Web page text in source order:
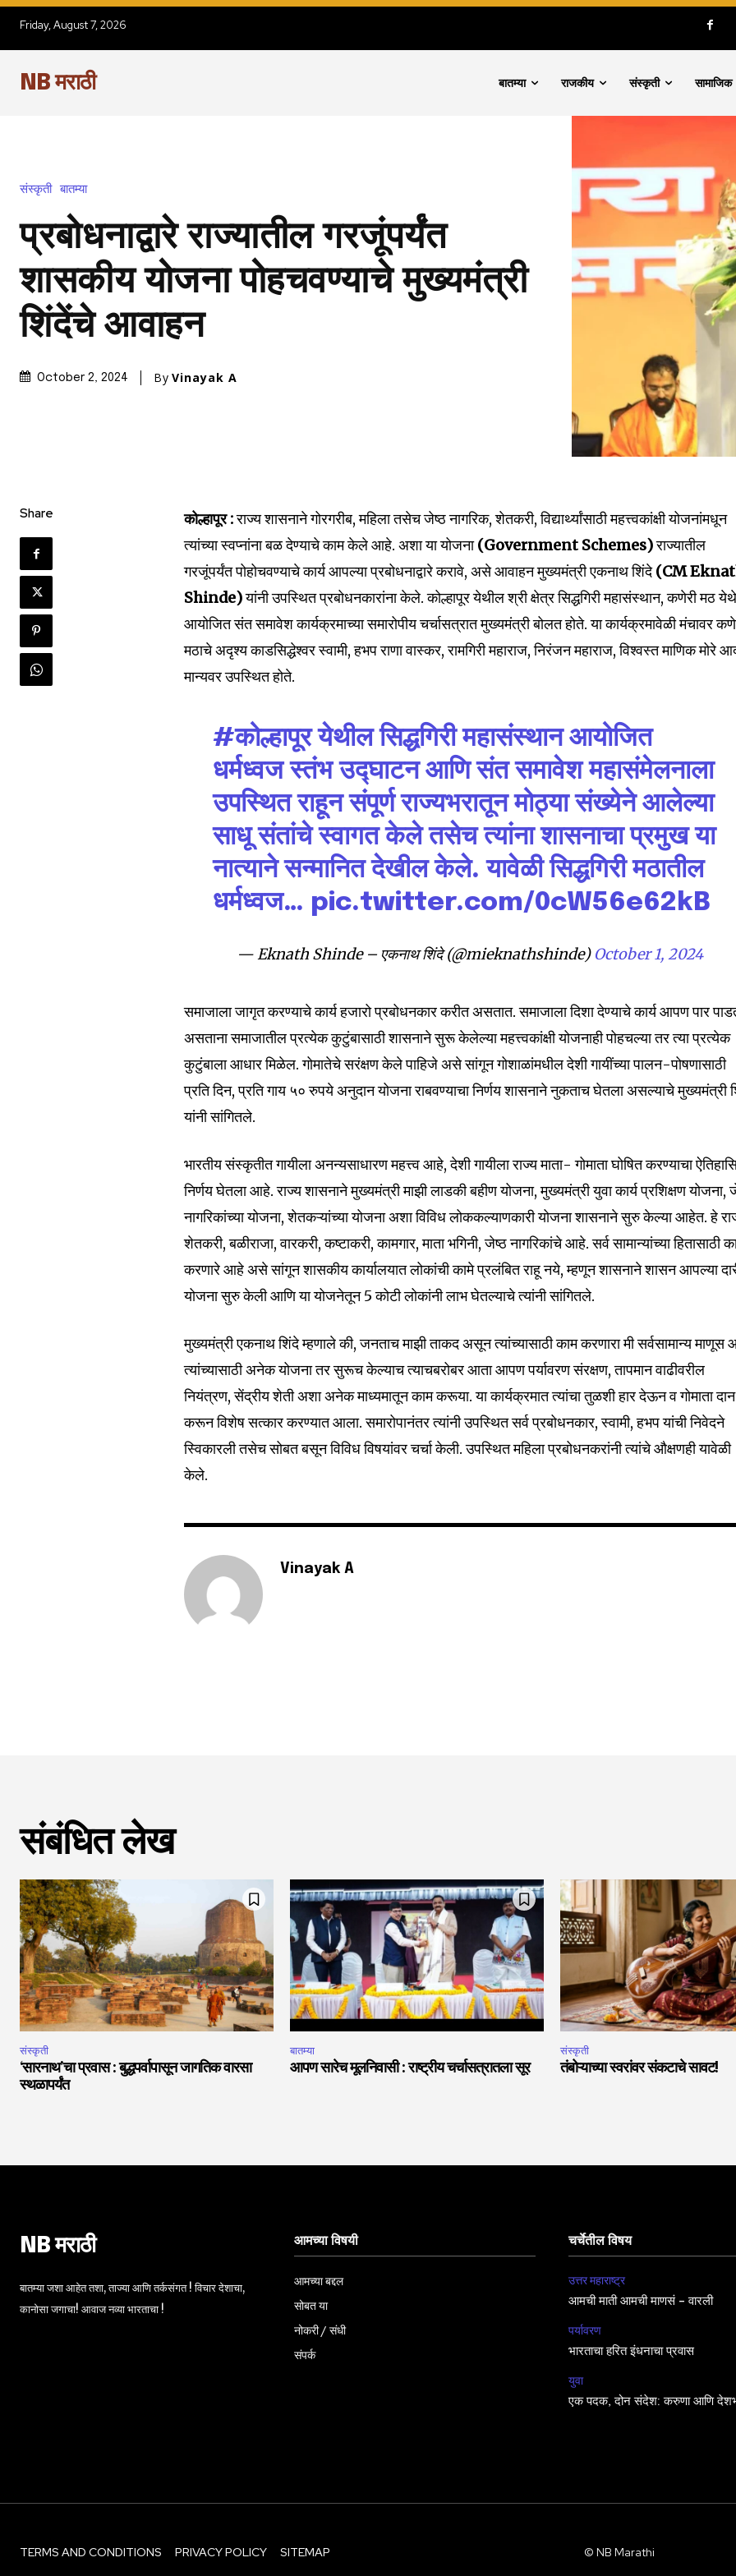
Join our community of
SUBSCRIBERS and be part
of the conversation.
To subscribe, simply enter your email address on our website or click
won't spam your inbox. Your information is safe with us.
6,300 32,111
Friday, August 7, 2026
NB मराठी बातम्या राजकीय संस्कृती सामाजिक
संस्कृती बातम्या
प्रबोधनाद्वारे राज्यातील गरजूंपर्यंत
शासकीय योजना पोहचवण्याचे मुख्यमंत्री
शिंदेंचे आवाहन
October 2, 2024 By Vinayak A
Share कोल्हापूर :राज्य शासनाने गोरगरीब, महिला तसेच जेष्ठ नागरिक, शेतकरी, विद्यार्थ्यांसाठी महत्त्वकांक्षी योजनांमधून
त्यांच्या स्वप्नांना बळ देण्याचे काम केले आहे. अशा या योजना(Government Schemes)राज्यातील
गरजूंपर्यंत पोहोचवण्याचे कार्य आपल्या प्रबोधनाद्वारे करावे, असे आवाहन मुख्यमंत्री एकनाथ शिंदे(CM
Shinde)यांनी उपस्थित प्रबोधनकारांना केले. कोल्हापूर येथील श्री क्षेत्र सिद्धगिरी महासंस्थान, कणेरी मठ येथे
आयोजित संत समावेश कार्यक्रमाच्या समारोपीय चर्चासत्रात मुख्यमंत्री बोलत होते. या कार्यक्रमावेळी मंचावर
मठाचे अदृश्य काडसिद्धेश्वर स्वामी, हभप राणा वास्कर, रामगिरी महाराज, निरंजन महाराज, विश्वस्त माणिक मोरे
मान्यवर उपस्थित होते.
#कोल्हापूरयेथील सिद्धगिरी महासंस्थान आयोजित
धर्मध्वज स्तंभ उद्घाटन आणि संत समावेश महासंमेलनाला
उपस्थित राहून संपूर्ण राज्यभरातून मोठ्या संख्येने आलेल्या
साधू संतांचे स्वागत केले तसेच त्यांना शासनाचा प्रमुख या
नात्याने सन्मानित देखील केले. यावेळी सिद्धगिरी मठातील
धर्मध्वज… pic.twitter.com/0cW56e62kB
— Eknath Shinde – एकनाथ शिंदे (@mieknathshinde) October 1, 2024
समाजाला जागृत करण्याचे कार्य हजारो प्रबोधनकार करीत असतात. समाजाला दिशा देण्याचे कार्य आपण पार
असताना समाजातील प्रत्येक कुटुंबासाठी शासनाने सुरू केलेल्या महत्त्वकांक्षी योजनाही पोहचल्या तर त्या प्रत्येक
कुटुंबाला आधार मिळेल. गोमातेचे सरंक्षण केले पाहिजे असे सांगून गोशाळांमधील देशी गायींच्या पालन-पोषणासाठी
प्रति दिन, प्रति गाय ५० रुपये अनुदान योजना राबवण्याचा निर्णय शासनाने नुकताच घेतला असल्याचे मुख्यमंत्री
यांनी सांगितले.
भारतीय संस्कृतीत गायीला अनन्यसाधारण महत्त्व आहे, देशी गायीला राज्य माता- गोमाता घोषित करण्याचा
निर्णय घेतला आहे. राज्य शासनाने मुख्यमंत्री माझी लाडकी बहीण योजना, मुख्यमंत्री युवा कार्य प्रशिक्षण योजना,
नागरिकांच्या योजना, शेतकऱ्यांच्या योजना अशा विविध लोककल्याणकारी योजना शासनाने सुरु केल्या आहेत. हे
शेतकरी, बळीराजा, वारकरी, कष्टाकरी, कामगार, माता भगिनी, जेष्ठ नागरिकांचे आहे. सर्व सामान्यांच्या हितासाठी
करणारे आहे असे सांगून शासकीय कार्यालयात लोकांची कामे प्रलंबित राहू नये, म्हणून शासनाने शासन आपल्या
योजना सुरु केली आणि या योजनेतून 5 कोटी लोकांनी लाभ घेतल्याचे त्यांनी सांगितले.
मुख्यमंत्री एकनाथ शिंदे म्हणाले की, जनताच माझी ताकद असून त्यांच्यासाठी काम करणारा मी सर्वसामान्य माणूस
त्यांच्यासाठी अनेक योजना तर सुरूच केल्याच त्याचबरोबर आता आपण पर्यावरण संरक्षण, तापमान वाढीवरील
नियंत्रण, सेंद्रीय शेती अशा अनेक माध्यमातून काम करूया. या कार्यक्रमात त्यांचा तुळशी हार देऊन व गोमाता दान
करून विशेष सत्कार करण्यात आला. समारोपानंतर त्यांनी उपस्थित सर्व प्रबोधनकार, स्वामी, हभप यांची निवेदने
स्विकारली तसेच सोबत बसून विविध विषयांवर चर्चा केली. उपस्थित महिला प्रबोधनकरांनी त्यांचे औक्षणही यावेळी
केले.
Vinayak A
संबंधित लेख
संस्कृती
‘सारनाथ’चा प्रवास : बुद्धपर्वापासून जागतिक वारसा
स्थळापर्यंत
बातम्या
आपण सारेच मूलनिवासी : राष्ट्रीय चर्चासत्रातला सूर
संस्कृती
तंबोऱ्याच्या स्वरांवर संकटाचे सावट!
NB मराठी
बातम्या जशा आहेत तशा, ताज्या आणि तर्कसंगत ! विचार देशाचा,
कानोसा जगाचा! आवाज नव्या भारताचा !
आमच्या विषयी
आमच्या बद्दल
सोबत या
नोकरी / संधी
संपर्क
चर्चेतील विषय
उत्तर महाराष्ट्र
आमची माती आमची माणसं – वारली
पर्यावरण
भारताचा हरित इंधनाचा प्रवास
युवा
एक पदक, दोन संदेश: करुणा आणि
TERMS AND CONDITIONS PRIVACY POLICY SITEMAP © NB Marathi